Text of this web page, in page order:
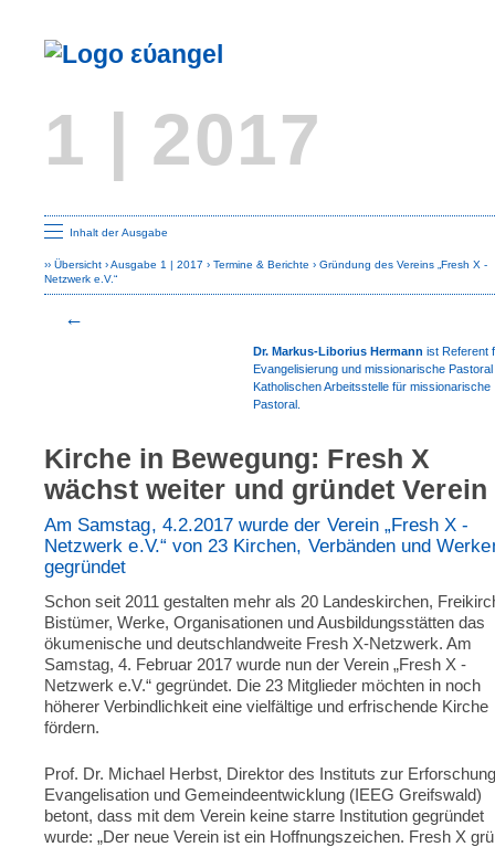
1 | 2017
Übersicht Ausgabe 1 | 2017 Termine & Berichte
Gründung des Vereins „Fresh X -
Netzwerk e.V.“
Inhalt der Ausgabe
Kirche in Bewegung: Fresh X
wächst weiter und gründet Verein
Am Samstag, 4.2.2017 wurde der Verein „Fresh X -
Netzwerk e.V.“ von 23 Kirchen, Verbänden und
gegründet
Schon seit 2011 gestalten mehr als 20 Landeskirchen,
Bistümer, Werke, Organisationen und Ausbildungsstätten das
ökumeni­sche und deutschlandweite Fresh X-Netzwerk. Am
Samstag, 4. Februar 2017 wurde nun der Verein „Fresh X -
Netzwerk e.V.“ gegründet. Die 23 Mitglieder möchten in noch
höherer Verbindlichkeit eine vielfältige und erfrischende Kirche
fördern.
Prof. Dr. Michael Herbst, Direktor des Instituts zur
Evangelisation und Gemeindeentwicklung (IEEG Greifswald)
betont, dass mit dem Verein keine starre Institution gegründet
wurde: „Der neue Verein ist ein Hoffnungszeichen. Fresh X
Dr. Markus-Liborius Hermann ist Referent
Evangelisierung und mis­sionarische
Katholi­schen Arbeitsstelle für missionarische
Pastoral.